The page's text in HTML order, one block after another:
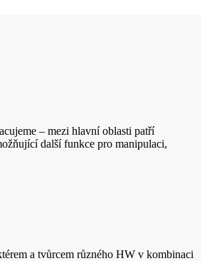
– mezi hlavní oblasti patří
další funkce pro manipulaci,
a tvůrcem různého HW v kombinaci